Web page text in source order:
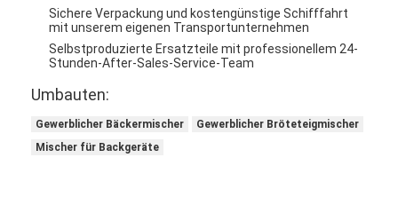
Sichere Verpackung und kostengünstige Schifffahrt
mit unserem eigenen Transportunternehmen
Selbstproduzierte Ersatzteile mit professionellem 24-
Stunden-After-Sales-Service-Team
Umbauten:
Gewerblicher Bäckermischer
Gewerblicher Bröteteigmischer
Mischer für Backgeräte